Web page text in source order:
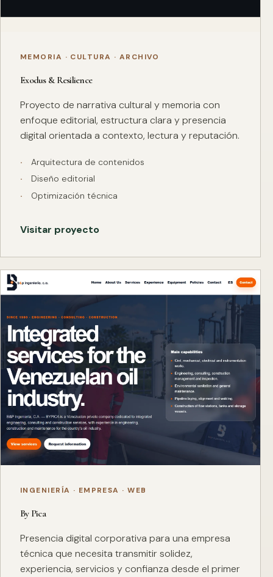
MEMORIA · CULTURA · ARCHIVO
Exodus & Resilience
Proyecto de narrativa cultural y memoria con
enfoque editorial, estructura clara y presencia
digital orientada a contexto, lectura y reputación.
Arquitectura de contenidos
Diseño editorial
Optimización técnica
Visitar proyecto
INGENIERÍA · EMPRESA · WEB
By Pica
Presencia digital corporativa para una empresa
técnica que necesita transmitir solidez,
experiencia, servicios y confianza desde el primer